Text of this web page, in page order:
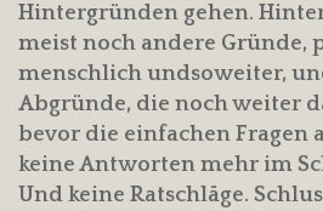
Hintergründen gehen.
meist noch andere Gründe,
menschlich undsoweiter,
Abgründe, die noch weiter
bevor die einfachen Fragen
keine Antworten mehr im
Und keine Ratschläge.